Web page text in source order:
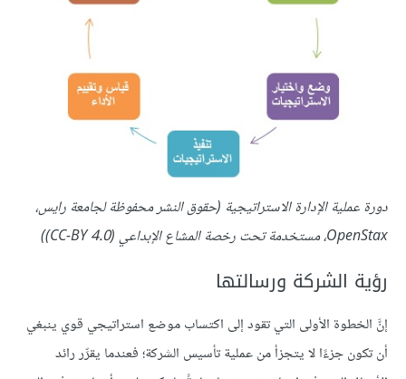
دورة عملية الإدارة الاستراتيجية (حقوق النشر محفوظة لجامعة رايس،
OpenStax، مستخدمة تحت رخصة المشاع الإبداعي (CC-BY 4.0))
رؤية الشركة ورسالتها
إنَّ الخطوة الأولى التي تقود إلى اكتساب موضع استراتيجي قوي ينبغي
أن تكون جزءًا لا يتجزأ من عملية تأسيس الشركة؛ فعندما يقرِّر رائد